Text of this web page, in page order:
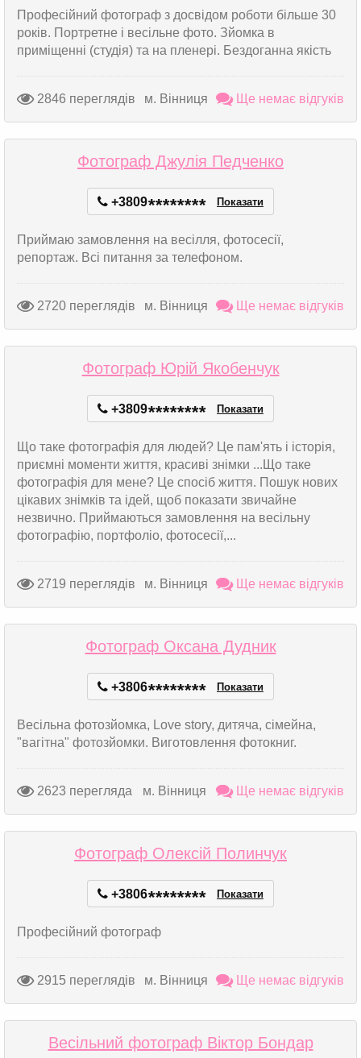
Професійний фотограф з досвідом роботи більше 30
років. Портретне і весільне фото. Зйомка в
приміщенні (студія) та на пленері. Бездоганна якість
2846 переглядів м. Вінниця Ще немає відгуків
Фотограф Джулія Педченко
+3809******** Показати
Приймаю замовлення на весілля, фотосесії,
репортаж. Всі питання за телефоном.
2720 переглядів м. Вінниця Ще немає відгуків
Фотограф Юрій Якобенчук
+3809******** Показати
Що таке фотографія для людей? Це пам'ять і історія,
приємні моменти життя, красиві знімки ...Що таке
фотографія для мене? Це спосіб життя. Пошук нових
цікавих знімків та ідей, щоб показати звичайне
незвично. Приймаються замовлення на весільну
фотографію, портфоліо, фотосесії,...
2719 переглядів м. Вінниця Ще немає відгуків
Фотограф Оксана Дудник
+3806******** Показати
Весільна фотозйомка, Love story, дитяча, сімейна,
"вагітна" фотозйомки. Виготовлення фотокниг.
2623 перегляда м. Вінниця Ще немає відгуків
Фотограф Олексій Полинчук
+3806******** Показати
Професійний фотограф
2915 переглядів м. Вінниця Ще немає відгуків
Весільний фотограф Віктор Бондар